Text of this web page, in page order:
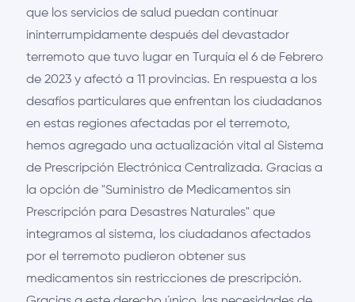
que los servicios de salud puedan continuar
ininterrumpidamente después del devastador
terremoto que tuvo lugar en Turquía el 6 de Febrero
de 2023 y afectó a 11 provincias. En respuesta a los
desafíos particulares que enfrentan los ciudadanos
en estas regiones afectadas por el terremoto,
hemos agregado una actualización vital al Sistema
de Prescripción Electrónica Centralizada. Gracias a
la opción de "Suministro de Medicamentos sin
Prescripción para Desastres Naturales" que
integramos al sistema, los ciudadanos afectados
por el terremoto pudieron obtener sus
medicamentos sin restricciones de prescripción.